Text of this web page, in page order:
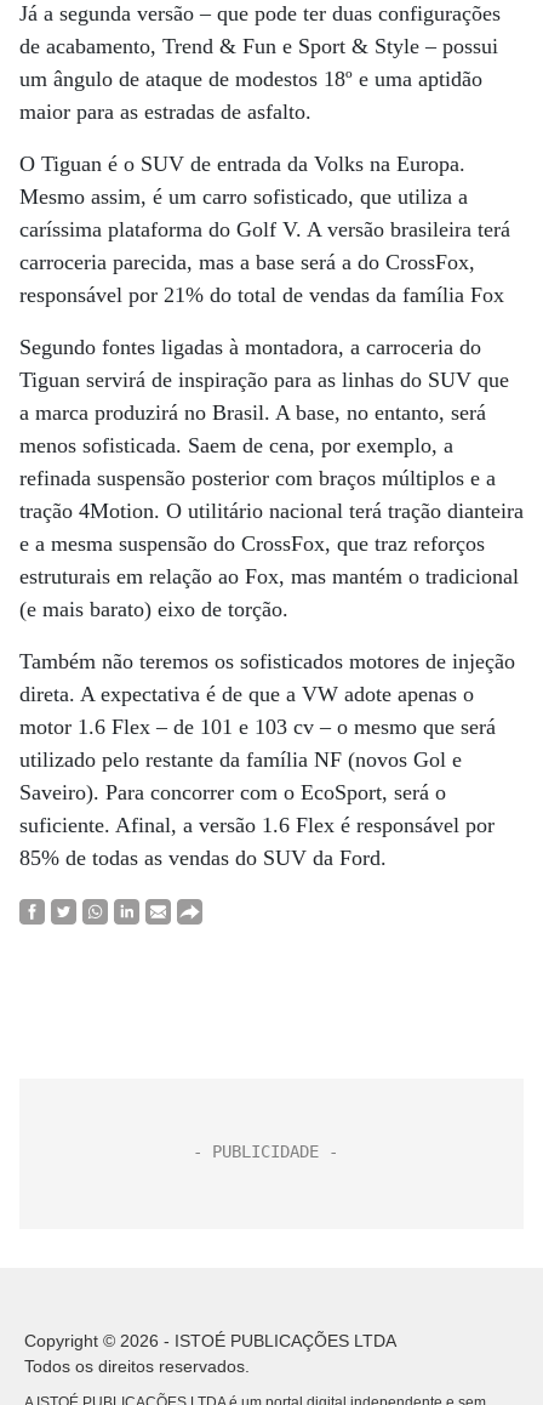
Já a segunda versão – que pode ter duas configurações
de acabamento, Trend & Fun e Sport & Style – possui
um ângulo de ataque de modestos 18º e uma aptidão
maior para as estradas de asfalto.
O Tiguan é o SUV de entrada da Volks na Europa.
Mesmo assim, é um carro sofisticado, que utiliza a
caríssima plataforma do Golf V. A versão brasileira terá
carroceria parecida, mas a base será a do CrossFox,
responsável por 21% do total de vendas da família Fox
Segundo fontes ligadas à montadora, a carroceria do
Tiguan servirá de inspiração para as linhas do SUV que
a marca produzirá no Brasil. A base, no entanto, será
menos sofisticada. Saem de cena, por exemplo, a
refinada suspensão posterior com braços múltiplos e a
tração 4Motion. O utilitário nacional terá tração dianteira
e a mesma suspensão do CrossFox, que traz reforços
estruturais em relação ao Fox, mas mantém o tradicional
(e mais barato) eixo de torção.
Também não teremos os sofisticados motores de injeção
direta. A expectativa é de que a VW adote apenas o
motor 1.6 Flex – de 101 e 103 cv – o mesmo que será
utilizado pelo restante da família NF (novos Gol e
Saveiro). Para concorrer com o EcoSport, será o
suficiente. Afinal, a versão 1.6 Flex é responsável por
85% de todas as vendas do SUV da Ford.
Copyright © 2026 - ISTOÉ PUBLICAÇÕES LTDA
Todos os direitos reservados.